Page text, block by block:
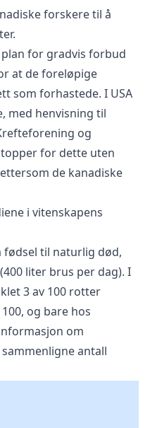
forskere til å
for gradvis forbud
at de foreløpige
som forhastede. I USA
med henvisning til
og
for dette uten
de kanadiske
i vitenskapens
fødsel til naturlig død,
liter brus per dag). I
3 av 100 rotter
og bare hos
om
antall